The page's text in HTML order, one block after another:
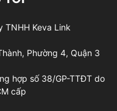
TNHH Keva Link
Phường 4, Quận 3
hợp số 38/GP-TTĐT do
cấp